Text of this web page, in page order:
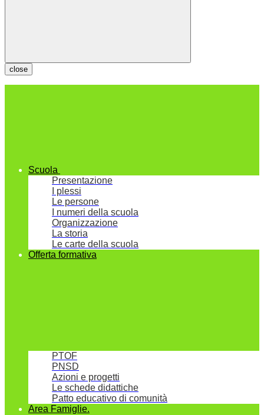
close
Scuola
Presentazione
I plessi
Le persone
I numeri della scuola
Organizzazione
La storia
Le carte della scuola
Offerta formativa
PTOF
PNSD
Azioni e progetti
Le schede didattiche
Patto educativo di comunità
Area Famiglie.